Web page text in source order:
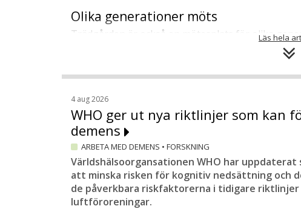
Olika generationer möts
Trädgården är också en mötesplats för olika
– Under sommaren håller Café Sjöstjärnan öppet
avslutats. I år har man fokuserat på bland annat
har varit en aning stökigt kring måltiderna
nattfastan i många fall varit lite för lång.
Granskar sig själva
– Personalen har fått granska sig själva, hur de
Resultat har vi sammanställt för att kunna
Fernlund och fortsätter:
Läs hela
4 aug 2026
WHO ger ut nya riktlinjer som kan
demens
ARBETA MED DEMENS • FORSKNING
Världshälsoorgansationen WHO har
att minska risken för kognitiv nedsättning och
de påverkbara riskfaktorerna i tidigare riktlinjer
luftföroreningar.